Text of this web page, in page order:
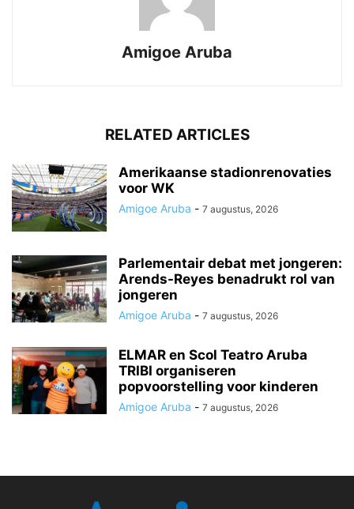
Amigoe Aruba
RELATED ARTICLES
Amerikaanse stadionrenovaties
voor WK
Amigoe Aruba - 7 augustus, 2026
Parlementair debat met jongeren:
Arends-Reyes benadrukt rol van
jongeren
Amigoe Aruba - 7 augustus, 2026
ELMAR en Scol Teatro Aruba
TRIBI organiseren
popvoorstelling voor kinderen
Amigoe Aruba - 7 augustus, 2026